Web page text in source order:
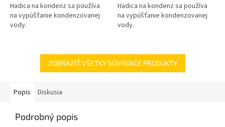
Hadica na kondenz sa používa
na vypúšťanie kondenzovanej
vody.
Hadica na kondenz sa používa
na vypúšťanie kondenzovanej
vody.
ZOBRAZIŤ VŠETKY SÚVISIACE PRODUKTY
Popis Diskusia
Podrobný popis